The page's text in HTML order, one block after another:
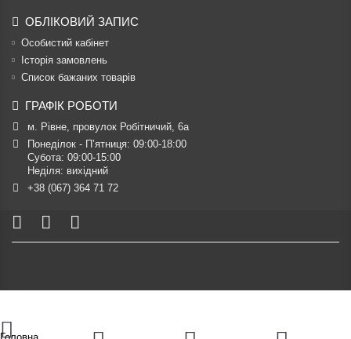
ОБЛІКОВИЙ ЗАПИС
Особистий кабінет
Історія замовлень
Список бажаних товарів
ГРАФІК РОБОТИ
м. Рівне, провулок Робітничий, 6а
Понеділок - П’ятниця: 09:00-18:00
Субота: 09:00-15:00
Неділя: вихідний
+38 (067) 364 71 72